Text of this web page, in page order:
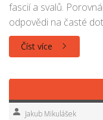
fascií a svalů.
odpovědi na časté
Číst více
Jakub Mikulášek